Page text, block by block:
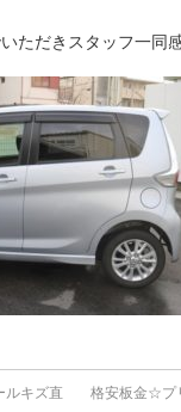
ただきスタッフ一同
キズ直
格安板金☆プ